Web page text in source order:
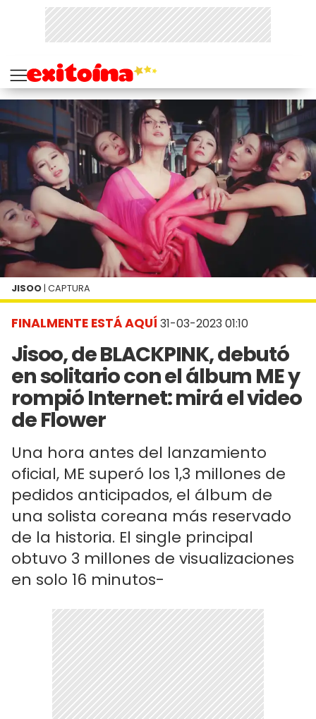
FINALMENTE ESTÁ AQUÍ 31-03-2023 01:10
Jisoo, de BLACKPINK, debutó
en solitario con el álbum ME y
rompió Internet: mirá el video
de Flower
Una hora antes del lanzamiento
oficial, ME superó los 1,3 millones de
pedidos anticipados, el álbum de
una solista coreana más reservado
de la historia. El single principal
obtuvo 3 millones de visualizaciones
en solo 16 minutos-
JISOO | CAPTURA